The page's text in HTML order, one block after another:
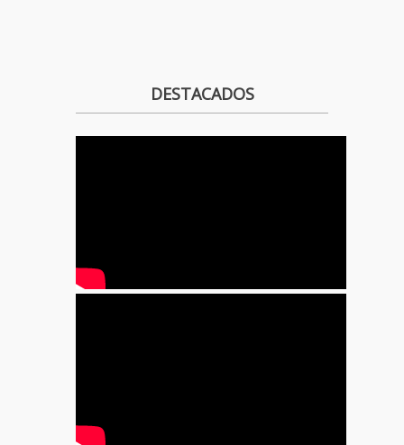
DESTACADOS